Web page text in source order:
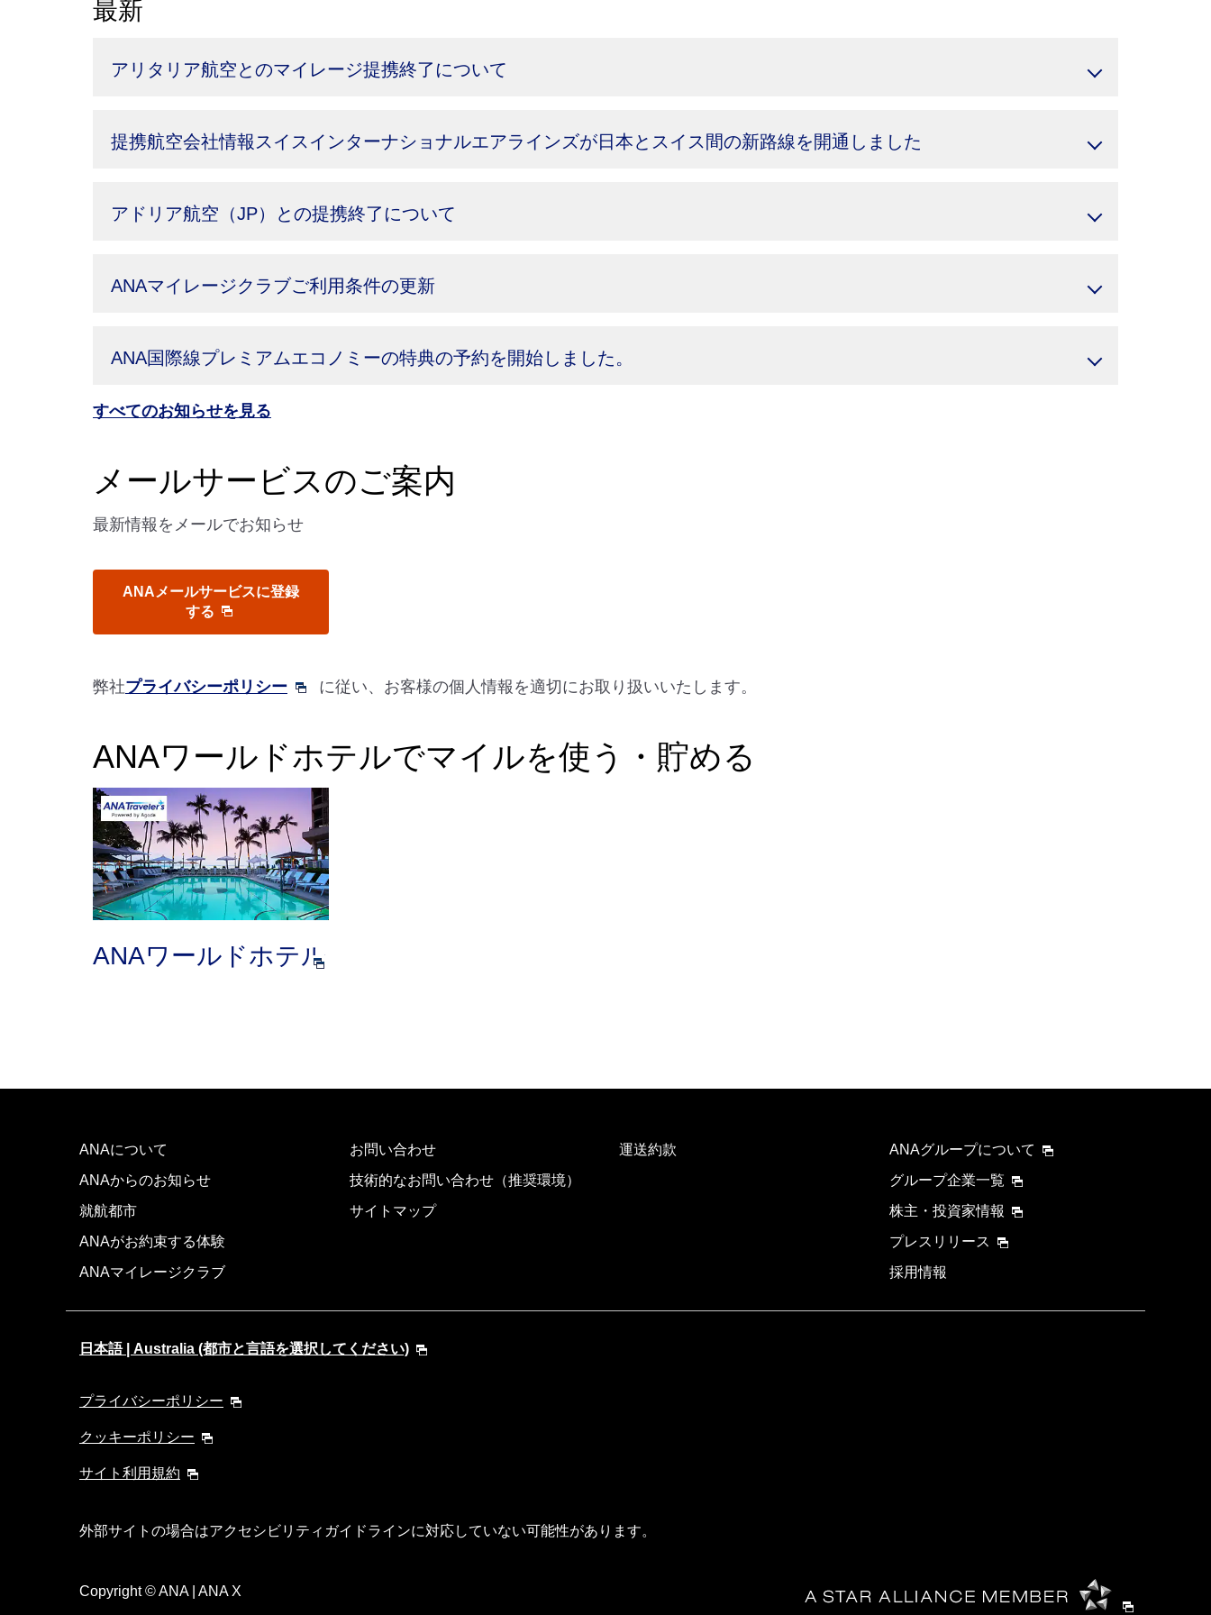
最新
アリタリア航空とのマイレージ提携終了について
提携航空会社情報スイスインターナショナルエアラインズが日本とスイス間の新路線を開通しました
アドリア航空（JP）との提携終了について
ANAマイレージクラブご利用条件の更新
ANA国際線プレミアムエコノミーの特典の予約を開始しました。
すべてのお知らせを見る
メールサービスのご案内
最新情報をメールでお知らせ
ANAメールサービスに登録
する
弊社プライバシーポリシー に従い、お客様の個人情報を適切にお取り扱いいたします。
ANAワールドホテルでマイルを使う・貯める
ANAワールドホテル
ANAについて
ANAからのお知らせ
就航都市
ANAがお約束する体験
ANAマイレージクラブ
お問い合わせ
技術的なお問い合わせ（推奨環境）
サイトマップ
運送約款
ANAグループについて
グループ企業一覧
株主・投資家情報
プレスリリース
採用情報
日本語 | Australia (都市と言語を選択してください)
プライバシーポリシー
クッキーポリシー
サイト利用規約
外部サイトの場合はアクセシビリティガイドラインに対応していない可能性があります。
Copyright© ANA | ANA X